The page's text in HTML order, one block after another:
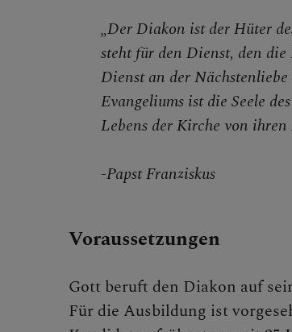
„Der Diakon ist der Hüter
steht für den Dienst, den
Dienst an der
Evangeliums ist die Seele
Lebens der Kirche von
-Papst Franziskus
Voraussetzungen
Gott beruft den Diakon auf
Für die Ausbildung ist